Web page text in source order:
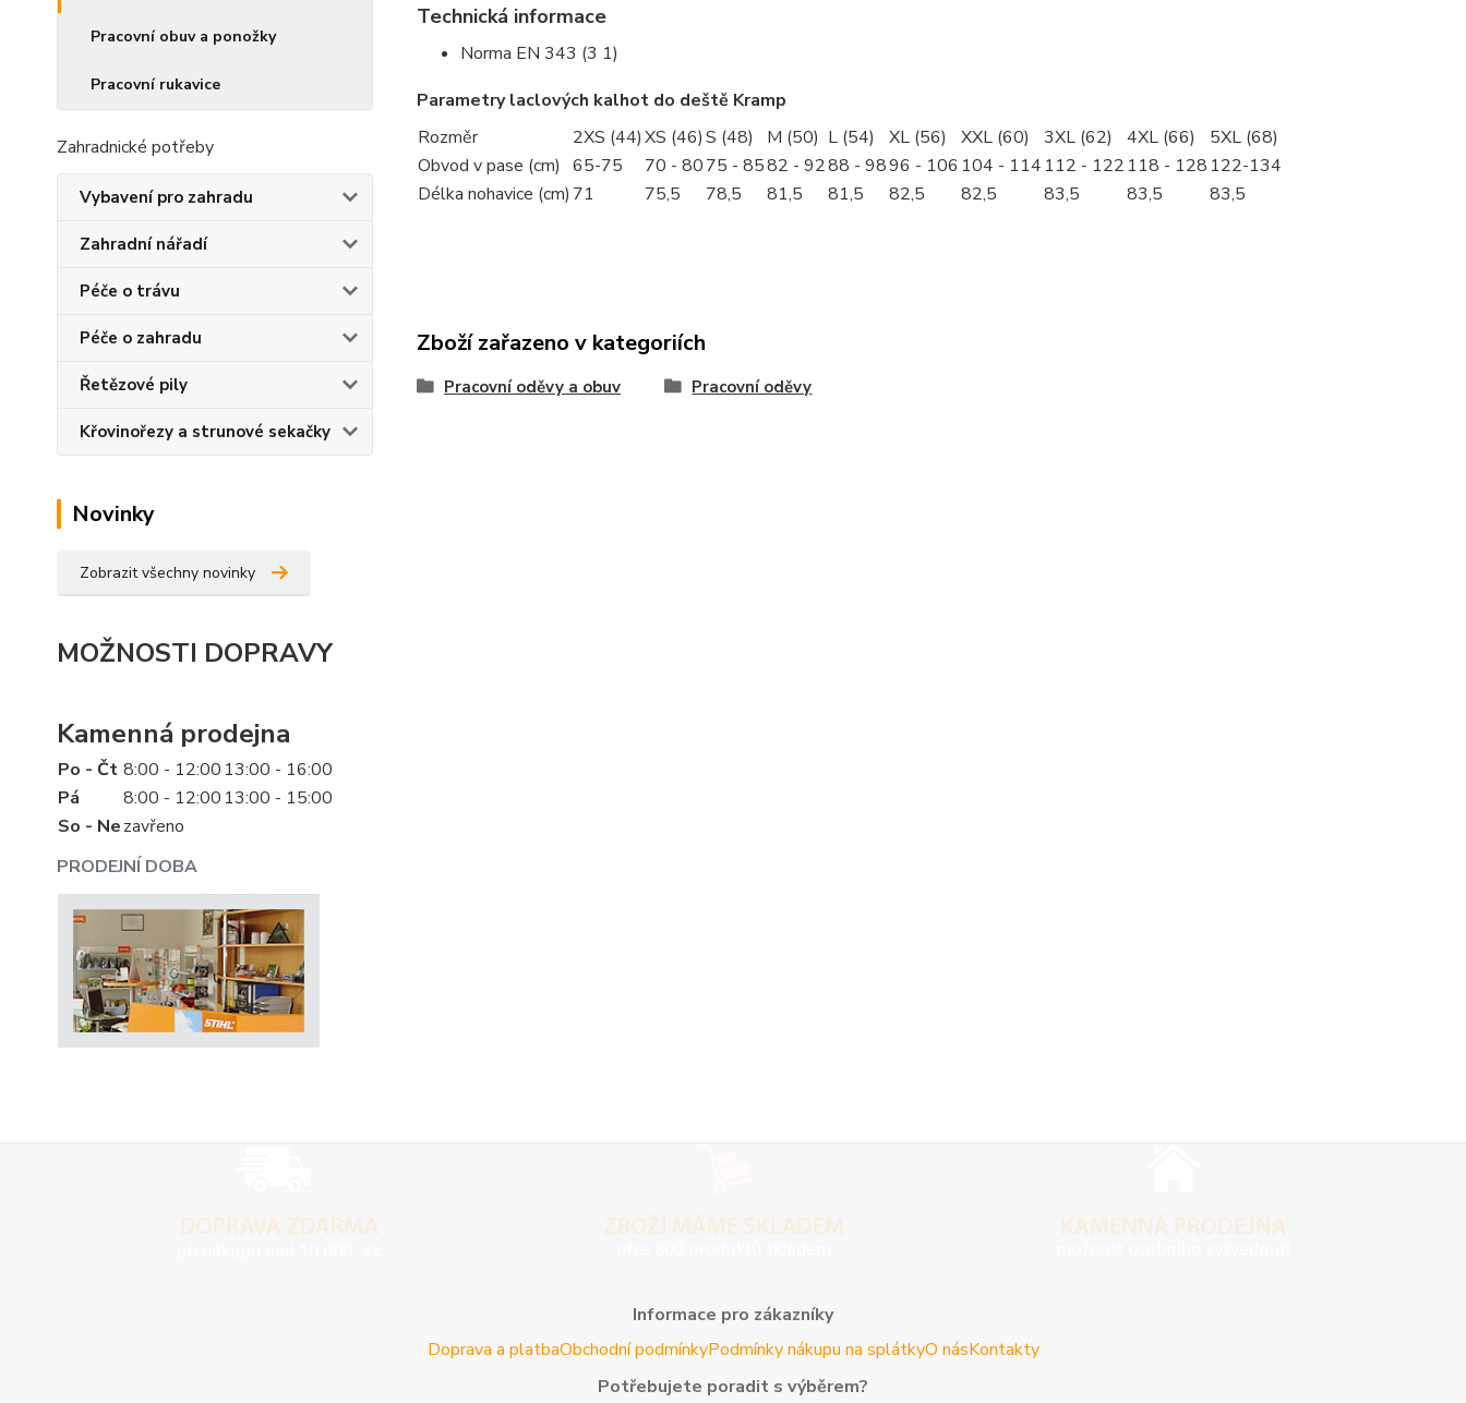
Pracovní obuv a ponožky
Pracovní rukavice
Zahradnické potřeby
Vybavení pro zahradu
Zahradní nářadí
Péče o trávu
Péče o zahradu
Řetězové pily
Křovinořezy a strunové sekačky
Novinky
Zobrazit všechny novinky
MOŽNOSTI DOPRAVY
Kamenná prodejna
PRODEJNÍ DOBA
Po - Čt 8:00 - 12:00 13:00 - 16:00
Pá
8:00 - 12:00 13:00 - 15:00
So - Nezavřeno
Technická informace
Norma EN 343 (3 1)
Parametry laclových kalhot do deště Kramp
Rozměr
2XS (44)XS (46)S (48) M (50) L (54) XL (56) XXL (60) 3XL (62) 4XL (66)
5XL (68)
Obvod v pase (cm) 65-75 70 - 8075 - 8582 - 9288 - 9896 - 106 104 - 114 112 - 122 118 - 128 122-134
Délka nohavice (cm) 71 75,5 78,5 81,5 81,5 82,5 82,5 83,5 83,5 83,5
Zboží zařazeno v kategoriích
Pracovní oděvy a obuv Pracovní oděvy
Informace pro zákazníky
Doprava a platbaObchodní podmínkyPodmínky nákupu na splátkyO násKontakty
Potřebujete poradit s výběrem?